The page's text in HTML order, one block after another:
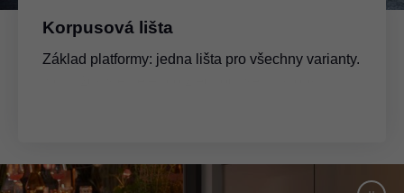
Korpusová lišta
Základ platformy: jedna lišta pro všechny varianty.